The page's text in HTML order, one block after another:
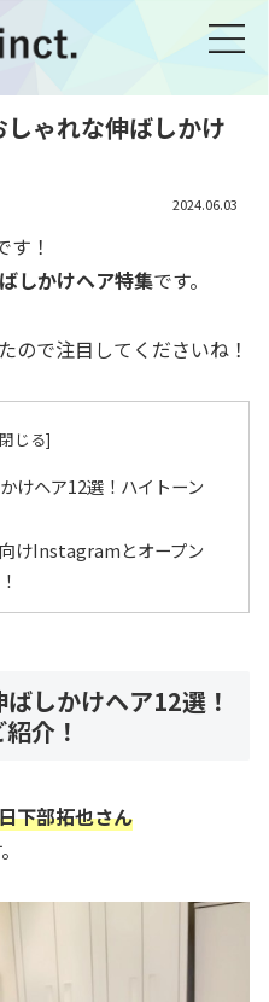
しゃれな伸ばしかけ
2024.06.03
！
しかけヘア特集です。
ので注目してくださいね！
けヘア12選！ハイトーン
けInstagramとオープン
しかけヘア12選！
介！
下部拓也さん